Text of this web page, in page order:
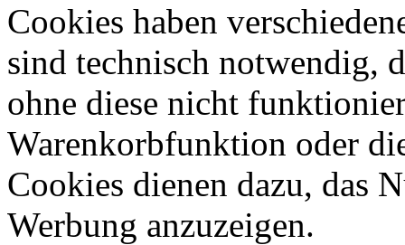
Cookies haben
sind technisch notwendig,
ohne diese nicht
Warenkorbfunktion oder
Cookies dienen dazu, das
Werbung anzuzeigen.